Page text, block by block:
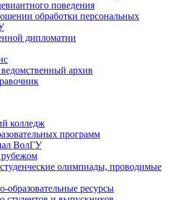
поведения
обработки персональных
дипломатии
архив
колледж
программ
ВолГУ
рубежом
олимпиады, проводимые
ресурсы